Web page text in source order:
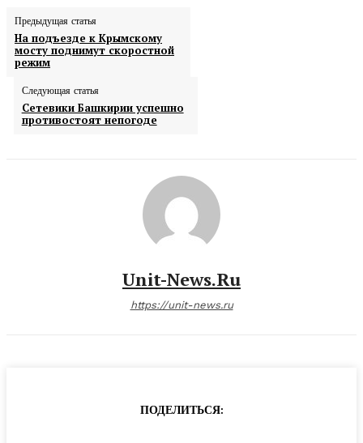
Предыдущая статья
На подъезде к Крымскому
мосту поднимут скоростной
режим
Следующая статья
Сетевики Башкирии успешно
противостоят непогоде
Unit-News.ru
https://unit-news.ru
ПОДЕЛИТЬСЯ: